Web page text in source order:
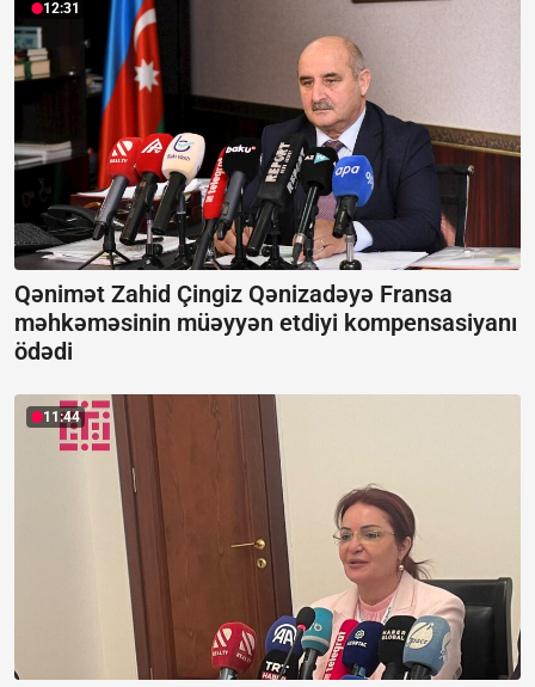
12:31
Qənimət Zahid Çingiz Qənizadəyə Fransa
məhkəməsinin müəyyən etdiyi kompensasiyanı
ödədi
11:44